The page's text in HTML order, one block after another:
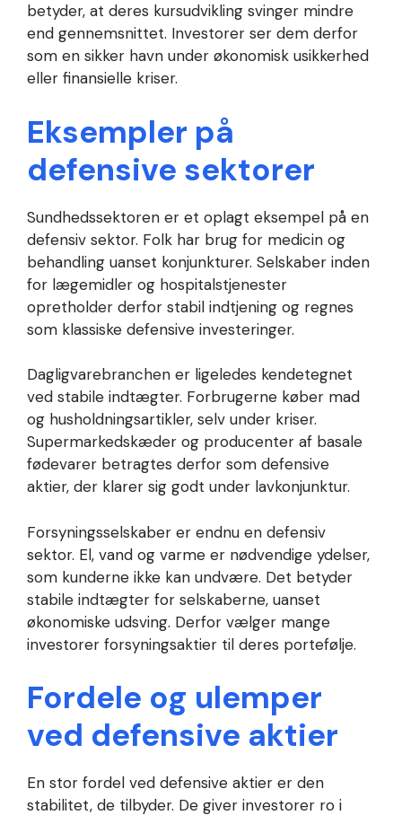
betyder, at deres kursudvikling svinger mindre
end gennemsnittet. Investorer ser dem derfor
som en sikker havn under økonomisk usikkerhed
eller finansielle kriser.
Eksempler på
defensive sektorer
Sundhedssektoren er et oplagt eksempel på en
defensiv sektor. Folk har brug for medicin og
behandling uanset konjunkturer. Selskaber inden
for lægemidler og hospitalstjenester
opretholder derfor stabil indtjening og regnes
som klassiske defensive investeringer.
Dagligvarebranchen er ligeledes kendetegnet
ved stabile indtægter. Forbrugerne køber mad
og husholdningsartikler, selv under kriser.
Supermarkedskæder og producenter af basale
fødevarer betragtes derfor som defensive
aktier, der klarer sig godt under lavkonjunktur.
Forsyningsselskaber er endnu en defensiv
sektor. El, vand og varme er nødvendige ydelser,
som kunderne ikke kan undvære. Det betyder
stabile indtægter for selskaberne, uanset
økonomiske udsving. Derfor vælger mange
investorer forsyningsaktier til deres portefølje.
Fordele og ulemper
ved defensive aktier
En stor fordel ved defensive aktier er den
stabilitet, de tilbyder. De giver investorer ro i